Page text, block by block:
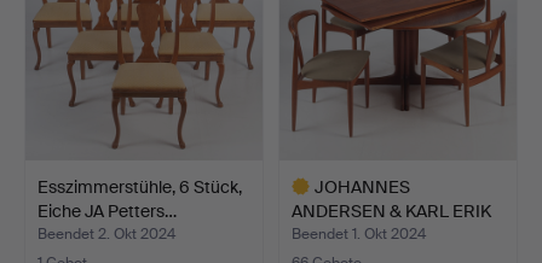
Esszimmerstühle, 6 Stück,
Eiche JA Petters…
Beendet 2. Okt 2024
JOHANNES
ANDERSEN & KARL ERIK
EKSELIUS. fü…
Beendet 1. Okt 2024